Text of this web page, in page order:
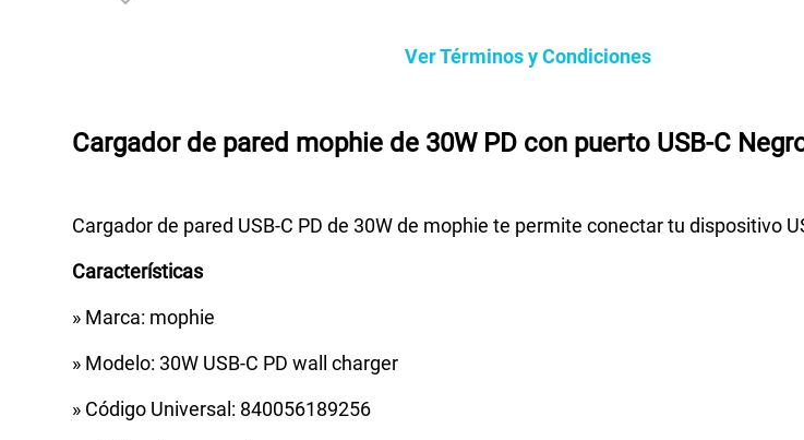
Ver Términos y Condiciones
Cargador de pared mophie de 30W PD con puerto USB-C
Cargador de pared USB-C PD de 30W de mophie te permite conectar tu dispositivo
Características
» Marca: mophie
» Modelo: 30W USB-C PD wall charger
» Código Universal: 840056189256